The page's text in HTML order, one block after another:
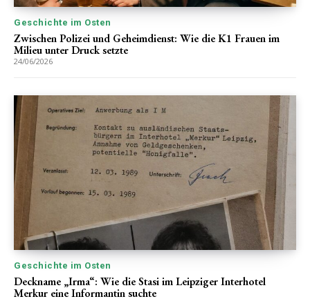
Geschichte im Osten
Zwischen Polizei und Geheimdienst: Wie die K1 Frauen im
Milieu unter Druck setzte
24/06/2026
Geschichte im Osten
Deckname „Irma“: Wie die Stasi im Leipziger Interhotel
Merkur eine Informantin suchte